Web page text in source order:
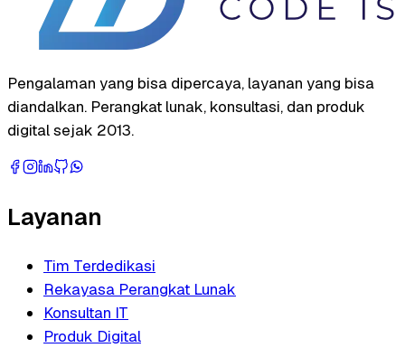
Pengalaman yang bisa dipercaya, layanan yang bisa
diandalkan. Perangkat lunak, konsultasi, dan produk
digital sejak 2013.
Layanan
Tim Terdedikasi
Rekayasa Perangkat Lunak
Konsultan IT
Produk Digital